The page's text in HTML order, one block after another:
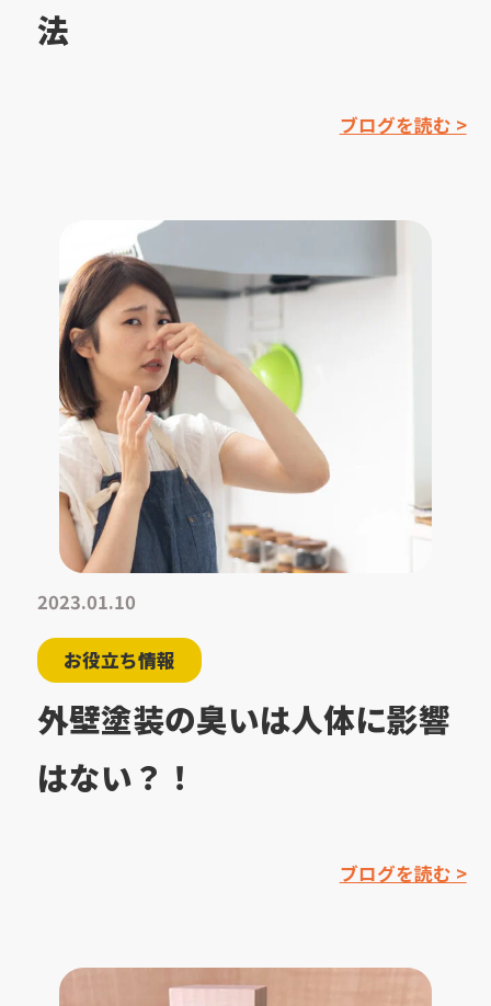
法
ブログを読む >
2023.01.10
お役立ち情報
外壁塗装の臭いは人体に影響
はない？！
ブログを読む >